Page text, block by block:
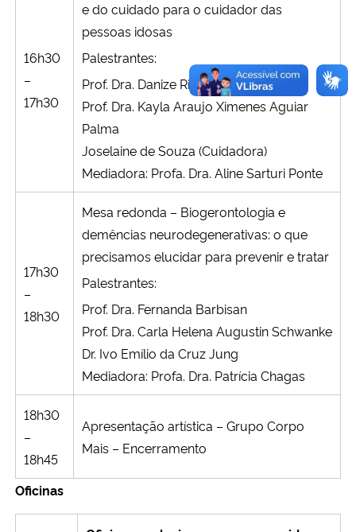
16h30
–
17h30
e do cuidado para o cuidador das
pessoas idosas
Palestrantes:
Prof. Dra. Danize Rizzetti
Prof. Dra. Kayla Araujo Ximenes Aguiar
Palma
Joselaine de Souza (Cuidadora)
Mediadora: Profa. Dra. Aline Sarturi Ponte
17h30
–
18h30
Mesa redonda – Biogerontologia e
demências neurodegenerativas: o que
precisamos elucidar para prevenir e tratar
Palestrantes:
Prof. Dra. Fernanda Barbisan
Prof. Dra. Carla Helena Augustin Schwanke
Dr. Ivo Emílio da Cruz Jung
Mediadora: Profa. Dra. Patrícia Chagas
18h30
–
18h45
Apresentação artística – Grupo Corpo
Mais – Encerramento
Oficinas